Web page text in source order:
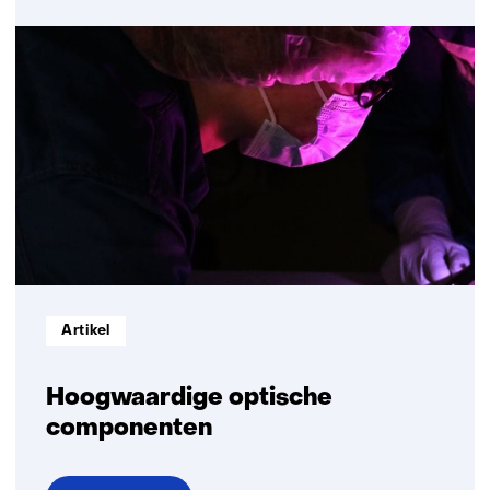
Optomechatronics
Hoogwaardige optische
componenten
Informatietype:
Artikel